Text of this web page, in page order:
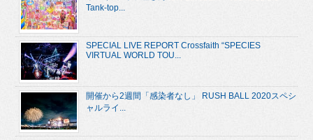
Tank-top...
SPECIAL LIVE REPORT Crossfaith “SPECIES
VIRTUAL WORLD TOU...
開催から2週間「感染者なし」 RUSH BALL 2020スペシ
ャルライ...